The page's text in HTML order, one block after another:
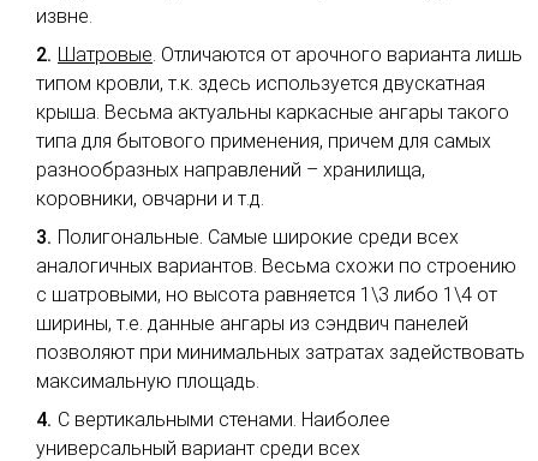
извне.
Шатровые . Отличаются от арочного варианта лишь
типом кровли, т.к. здесь используется двускатная
крыша. Весьма актуальны каркасные ангары такого
типа для бытового применения, причем для самых
разнообразных направлений – хранилища,
коровники, овчарни и т.д.
Полигональные. Самые широкие среди всех
аналогичных вариантов. Весьма схожи по строению
с шатровыми, но высота равняется 1\3 либо 1\4 от
ширины, т.е. данные ангары из сэндвич панелей
позволяют при минимальных затратах задействовать
максимальную площадь.
С вертикальными стенами. Наиболее
универсальный вариант среди всех